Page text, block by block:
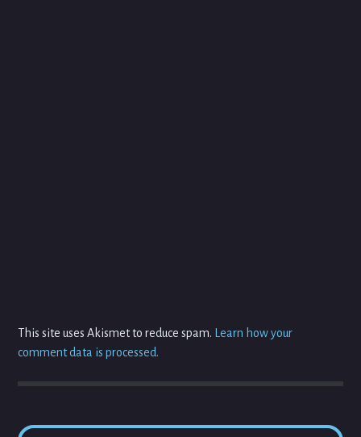
This site uses Akismet to reduce spam. Learn how your
comment data is processed.